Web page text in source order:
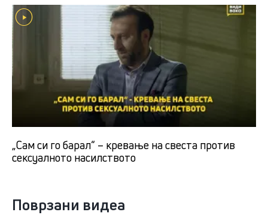
„Сам си го барал“ – кревање на свеста против
сексуалното насилството
Поврзани видеа